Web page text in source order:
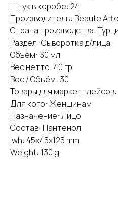
Штук в коробе: 24
Производитель: Beaute
Страна производства:
Раздел: Сыворотка д/лица
Объём: 30 мл
Вес нетто: 40 гр
Вес / Объём: 30
Товары для
Для кого: Женщинам
Назначение: Лицо
Состав: Пантенол
lwh: 45x45x125 mm
Weight: 130 g